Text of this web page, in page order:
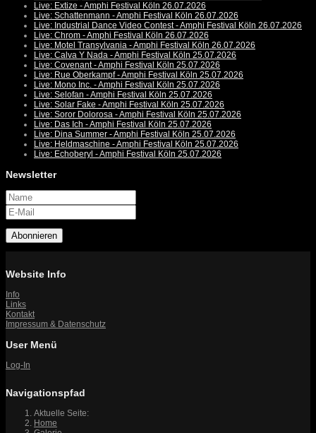
Live: Extize - Amphi Festival Köln 26.07.2026
Live: Schattenmann - Amphi Festival Köln 26.07.2026
Live: Industrial Dance Video Contest - Amphi Festival Köln 26.07.2026
Live: Chrom - Amphi Festival Köln 26.07.2026
Live: Motel Transylvania - Amphi Festival Köln 26.07.2026
Live: Calva Y Nada - Amphi Festival Köln 25.07.2026
Live: Covenant - Amphi Festival Köln 25.07.2026
Live: Rue Oberkampf - Amphi Festival Köln 25.07.2026
Live: Mono Inc. - Amphi Festival Köln 25.07.2026
Live: Selofan - Amphi Festival Köln 25.07.2026
Live: Solar Fake - Amphi Festival Köln 25.07.2026
Live: Soror Dolorosa - Amphi Festival Köln 25.07.2026
Live: Das Ich - Amphi Festival Köln 25.07.2026
Live: Dina Summer - Amphi Festival Köln 25.07.2026
Live: Heldmaschine - Amphi Festival Köln 25.07.2026
Live: Echoberyl - Amphi Festival Köln 25.07.2026
Newsletter
Abonnieren
Website Info
Info
Links
Kontakt
Impressum & Datenschutz
User Menü
Log-In
Navigationspfad
Aktuelle Seite:
Home